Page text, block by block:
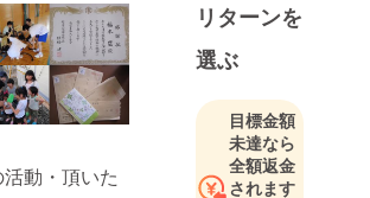
動・頂いた
役。博士(工
学)。
日常の会話
になかなか
出てこない
「身近な危
険」や「災
リターンを
選ぶ
目標金額
未達なら
全額返金
されます